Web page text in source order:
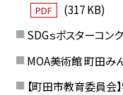
PDF
(317 KB)
SDGｓポスターコン
MOA美術館 町田み
【町田市教育委員会